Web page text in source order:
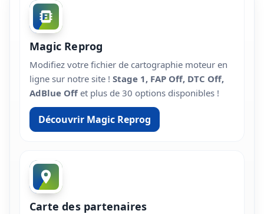
Magic Reprog
Modifiez votre fichier de cartographie moteur en
ligne sur notre site ! Stage 1, FAP Off, DTC Off,
AdBlue Off et plus de 30 options disponibles !
Découvrir Magic Reprog
Carte des partenaires